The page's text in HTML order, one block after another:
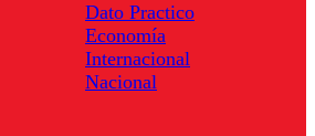
Dato Practico
Economía
Internacional
Nacional